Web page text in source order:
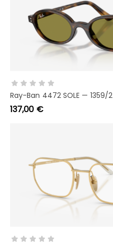
Ray-Ban 4472 SOLE — 1359/2
137,00 €